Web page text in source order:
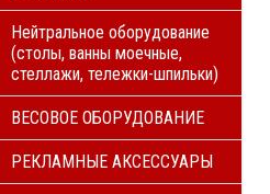
Нейтральное оборудование
(столы, ванны моечные,
стеллажи, тележки-шпильки)
ВЕСОВОЕ ОБОРУДОВАНИЕ
РЕКЛАМНЫЕ АКСЕССУАРЫ